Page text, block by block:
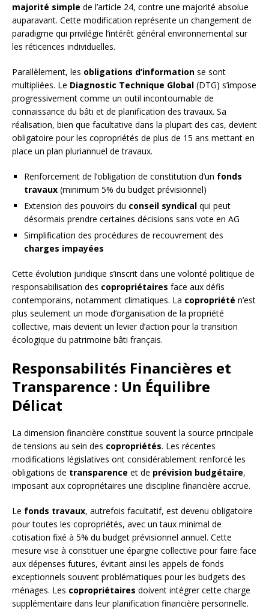
majorité simple de l’article 24, contre une majorité absolue
auparavant. Cette modification représente un changement de
paradigme qui privilégie l’intérêt général environnemental sur
les réticences individuelles.
Parallèlement, les obligations d’information se sont
multipliées. Le Diagnostic Technique Global (DTG) s’impose
progressivement comme un outil incontournable de
connaissance du bâti et de planification des travaux. Sa
réalisation, bien que facultative dans la plupart des cas, devient
obligatoire pour les copropriétés de plus de 15 ans mettant en
place un plan pluriannuel de travaux.
Renforcement de l’obligation de constitution d’un fonds
travaux (minimum 5% du budget prévisionnel)
Extension des pouvoirs du conseil syndical qui peut
désormais prendre certaines décisions sans vote en AG
Simplification des procédures de recouvrement des
charges impayées
Cette évolution juridique s’inscrit dans une volonté politique de
responsabilisation des copropriétaires face aux défis
contemporains, notamment climatiques. La copropriété n’est
plus seulement un mode d’organisation de la propriété
collective, mais devient un levier d’action pour la transition
écologique du patrimoine bâti français.
Responsabilités Financières et
Transparence : Un Équilibre
Délicat
La dimension financière constitue souvent la source principale
de tensions au sein des copropriétés. Les récentes
modifications législatives ont considérablement renforcé les
obligations de transparence et de prévision budgétaire,
imposant aux copropriétaires une discipline financière accrue.
Le fonds travaux, autrefois facultatif, est devenu obligatoire
pour toutes les copropriétés, avec un taux minimal de
cotisation fixé à 5% du budget prévisionnel annuel. Cette
mesure vise à constituer une épargne collective pour faire face
aux dépenses futures, évitant ainsi les appels de fonds
exceptionnels souvent problématiques pour les budgets des
ménages. Les copropriétaires doivent intégrer cette charge
supplémentaire dans leur planification financière personnelle.